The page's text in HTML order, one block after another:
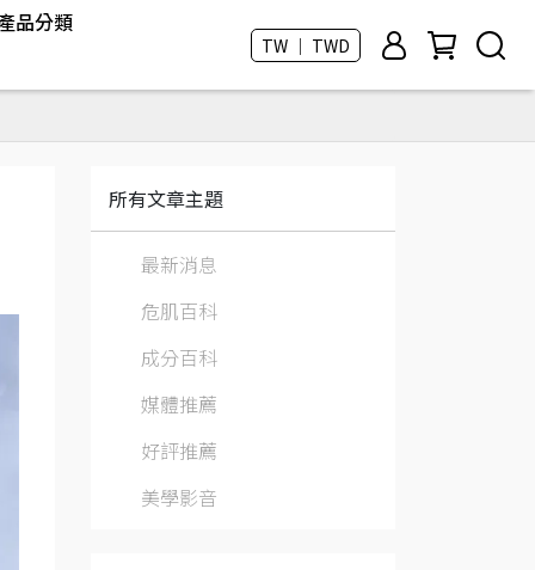
品分類
TW ｜ TWD
所有文章主題
最新消息
危肌百科
成分百科
媒體推薦
好評推薦
美學影音